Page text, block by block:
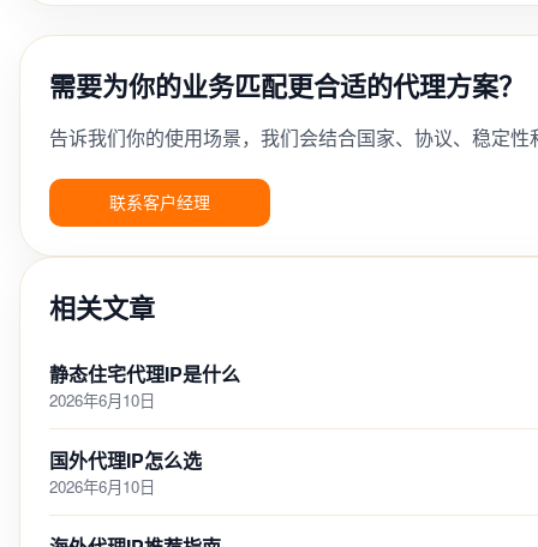
需要为你的业务匹配更合适的代理方案？
告诉我们你的使用场景，我们会结合国家、协议、稳定
联系客户经理
相关文章
静态住宅代理IP是什么
2026年6月10日
国外代理IP怎么选
2026年6月10日